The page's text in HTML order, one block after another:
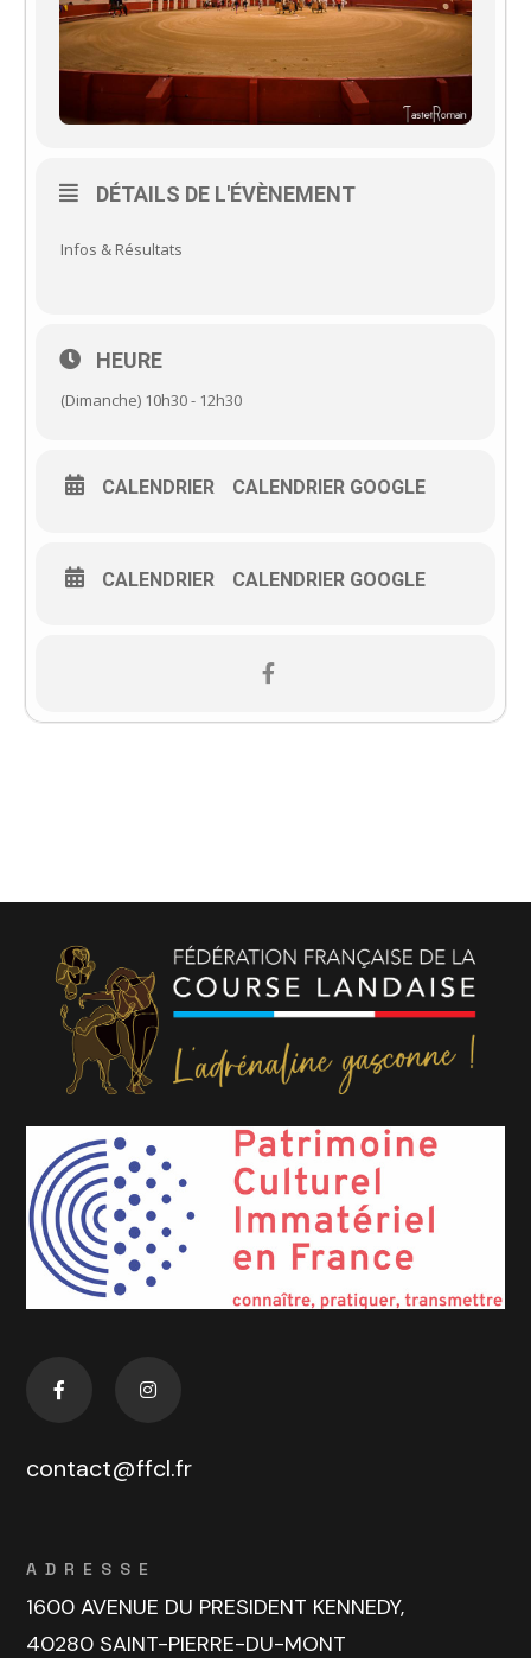
DÉTAILS DE L'ÉVÈNEMENT
Infos & Résultats
HEURE
(Dimanche) 10h30 - 12h30
CALENDRIER CALENDRIER GOOGLE
CALENDRIER CALENDRIER GOOGLE
contact@ffcl.fr
ADRESSE
1600 AVENUE DU PRESIDENT KENNEDY,
40280 SAINT-PIERRE-DU-MONT